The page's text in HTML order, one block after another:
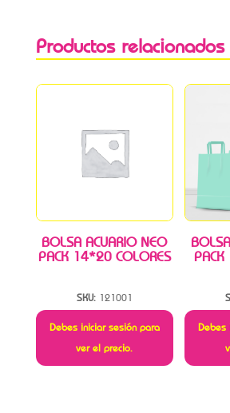
Productos relacionados
BOLSA ACUARIO NEO
PACK 14*20 COLORES
SKU: 121001
Debes iniciar sesión para
ver el precio.
Debes